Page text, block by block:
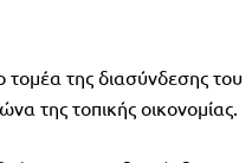
της διασύνδεσης του
της τοπικής οικονομίας.